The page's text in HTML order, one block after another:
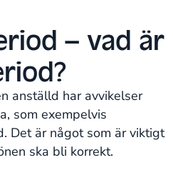
– vad är
anställd har avvikelser
som exempelvis
Det är något som är viktigt
ska bli korrekt.